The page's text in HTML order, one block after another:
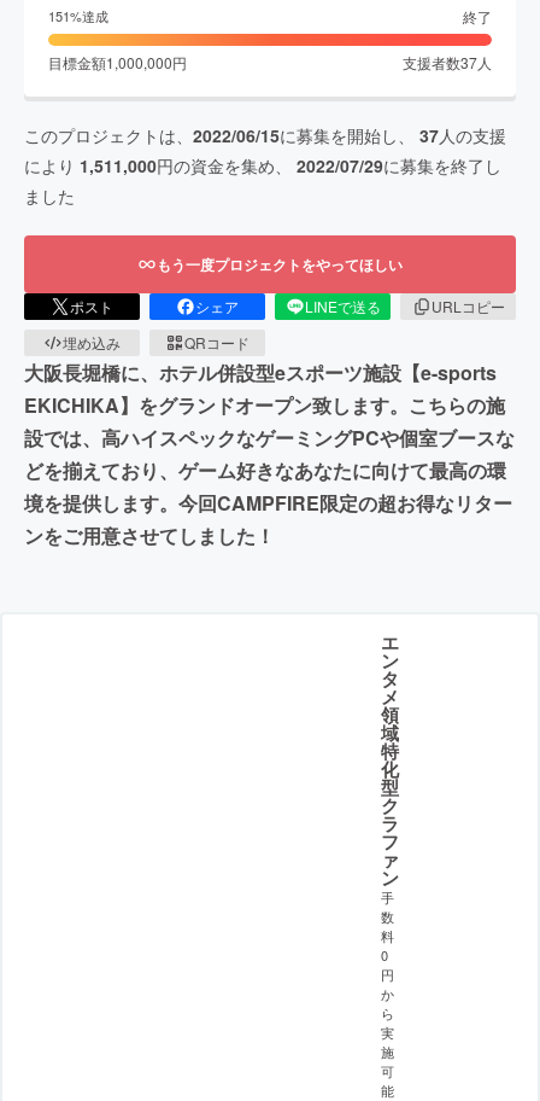
151%達成 終了
目標金額1,000,000円 支援者数37人
このプロジェクトは、 2022/06/15に募集を開始し、 37人の支援
により 1,511,000円の資金を集め、 2022/07/29に募集を終了し
ました
もう一度プロジェクトをやってほしい
ポスト シェア LINEで送る
URLコピー
埋め込み
QRコード
大阪長堀橋に、ホテル併設型eスポーツ施設【e-sports
EKICHIKA】をグランドオープン致します。こちらの施
設では、高ハイスペックなゲーミングPCや個室ブースな
どを揃えており、ゲーム好きなあなたに向けて最高の環
境を提供します。今回CAMPFIRE限定の超お得なリター
ンをご用意させてしました！
エ
ン
タ
メ
領
域
特
化
型
ク
ラ
フ
ァ
ン
手
数
料
0
円
か
ら
実
施
可
能